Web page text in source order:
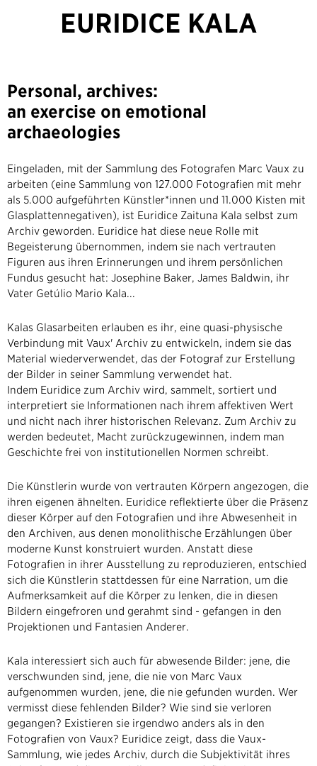
EURIDICE KALA
Personal, archives:
an exercise on emotional
archaeologies
Eingeladen, mit der Sammlung des Fotografen Marc Vaux zu
arbeiten (eine Sammlung von 127.000 Fotografien mit mehr
als 5.000 aufgeführten Künstler*innen und 11.000 Kisten mit
Glasplattennegativen), ist Euridice Zaituna Kala selbst zum
Archiv geworden. Euridice hat diese neue Rolle mit
Begeisterung übernommen, indem sie nach vertrauten
Figuren aus ihren Erinnerungen und ihrem persönlichen
Fundus gesucht hat: Josephine Baker, James Baldwin, ihr
Vater Getúlio Mario Kala...
Kalas Glasarbeiten erlauben es ihr, eine quasi-physische
Verbindung mit Vaux' Archiv zu entwickeln, indem sie das
Material wiederverwendet, das der Fotograf zur Erstellung
der Bilder in seiner Sammlung verwendet hat.
Indem Euridice zum Archiv wird, sammelt, sortiert und
interpretiert sie Informationen nach ihrem affektiven Wert
und nicht nach ihrer historischen Relevanz. Zum Archiv zu
werden bedeutet, Macht zurückzugewinnen, indem man
Geschichte frei von institutionellen Normen schreibt.
Die Künstlerin wurde von vertrauten Körpern angezogen, die
ihren eigenen ähnelten. Euridice reflektierte über die Präsenz
dieser Körper auf den Fotografien und ihre Abwesenheit in
den Archiven, aus denen monolithische Erzählungen über
moderne Kunst konstruiert wurden. Anstatt diese
Fotografien in ihrer Ausstellung zu reproduzieren, entschied
sich die Künstlerin stattdessen für eine Narration, um die
Aufmerksamkeit auf die Körper zu lenken, die in diesen
Bildern eingefroren und gerahmt sind - gefangen in den
Projektionen und Fantasien Anderer.
Kala interessiert sich auch für abwesende Bilder: jene, die
verschwunden sind, jene, die nie von Marc Vaux
aufgenommen wurden, jene, die nie gefunden wurden. Wer
vermisst diese fehlenden Bilder? Wie sind sie verloren
gegangen? Existieren sie irgendwo anders als in den
Fotografien von Vaux? Euridice zeigt, dass die Vaux-
Sammlung, wie jedes Archiv, durch die Subjektivität ihres